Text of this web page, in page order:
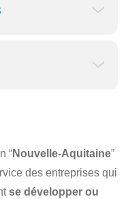
“Nouvelle-Aquitaine”
des entreprises qui
se développer ou